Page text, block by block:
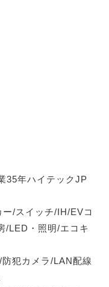
35年ハイテックJP
/スイッチ/IH/EVコ
/LED・照明/エコキ
犯カメラ/LAN配線